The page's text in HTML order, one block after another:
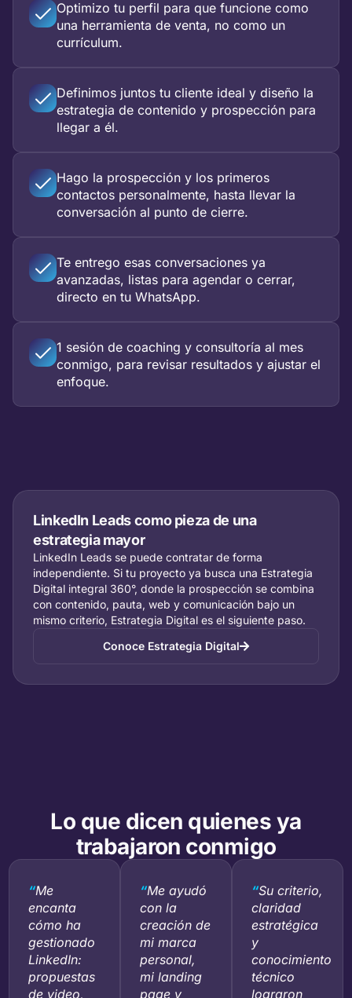
Optimizo tu perfil para que funcione como
una herramienta de venta, no como un
currículum.
Definimos juntos tu cliente ideal y diseño la
estrategia de contenido y prospección para
llegar a él.
Hago la prospección y los primeros
contactos personalmente, hasta llevar la
conversación al punto de cierre.
Te entrego esas conversaciones ya
avanzadas, listas para agendar o cerrar,
directo en tu WhatsApp.
1 sesión de coaching y consultoría al mes
conmigo, para revisar resultados y ajustar el
enfoque.
LinkedIn Leads como pieza de una
estrategia mayor
LinkedIn Leads se puede contratar de forma
independiente. Si tu proyecto ya busca una Estrategia
Digital integral 360°, donde la prospección se combina
con contenido, pauta, web y comunicación bajo un
mismo criterio, Estrategia Digital es el siguiente paso.
Conoce Estrategia Digital
Lo que dicen quienes ya
trabajaron conmigo
“Me
encanta
cómo ha
gestionado
LinkedIn:
propuestas
de video,
“Me ayudó
con la
creación de
mi marca
personal,
mi landing
page y
“Su criterio,
claridad
estratégica
y
conocimiento
técnico
lograron